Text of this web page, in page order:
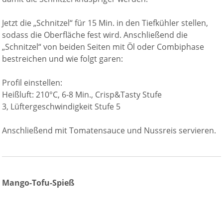
Jetzt die „Schnitzel“ für 15 Min. in den Tiefkühler stellen,
sodass die Oberfläche fest wird. Anschließend die
„Schnitzel“ von beiden Seiten mit Öl oder Combiphase
bestreichen und wie folgt garen:
Profil einstellen:
Heißluft: 210°C, 6-8 Min., Crisp&Tasty Stufe
3, Lüftergeschwindigkeit Stufe 5
Anschließend mit Tomatensauce und Nussreis servieren.
Mango-Tofu-Spieß